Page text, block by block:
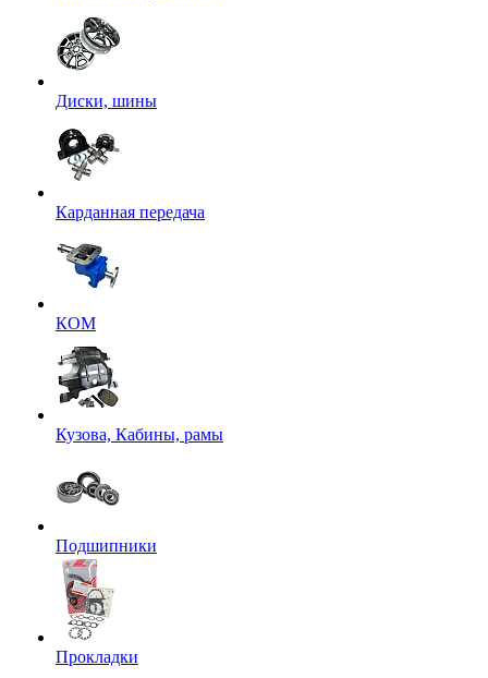
Диски, шины
Карданная передача
КОМ
Кузова, Кабины, рамы
Подшипники
Прокладки